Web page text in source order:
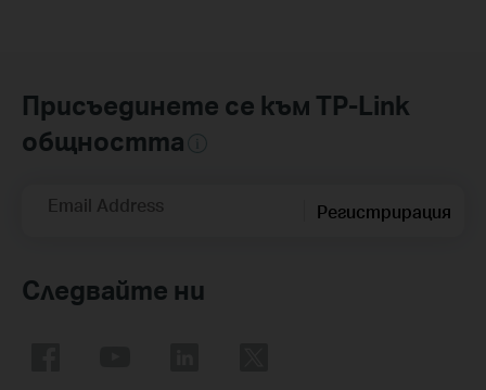
Присъединете се към TP-Link
общността
Email Address Регистрирация
Следвайте ни